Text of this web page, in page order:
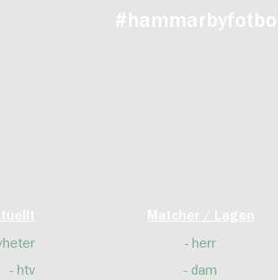
#hammarbyfotboll
htv
Matcher / Lagen
herr
dam